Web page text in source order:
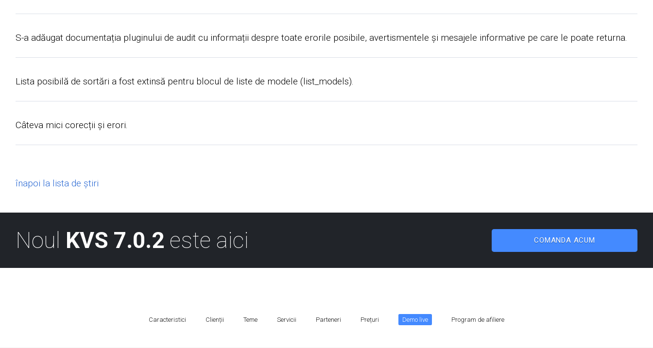
S-a adăugat documentația pluginului de audit cu informații despre toate erorile posibile, avertismentele și mesajele informative pe care le poate returna.
Lista posibilă de sortări a fost extinsă pentru blocul de liste de modele (list_models).
Câteva mici corecții și erori.
înapoi la lista de știri
Noul KVS 7.0.2 este aici COMANDA ACUM
Caracteristici Clienții Teme Servicii Parteneri Prețuri Demo live Program de afiliere